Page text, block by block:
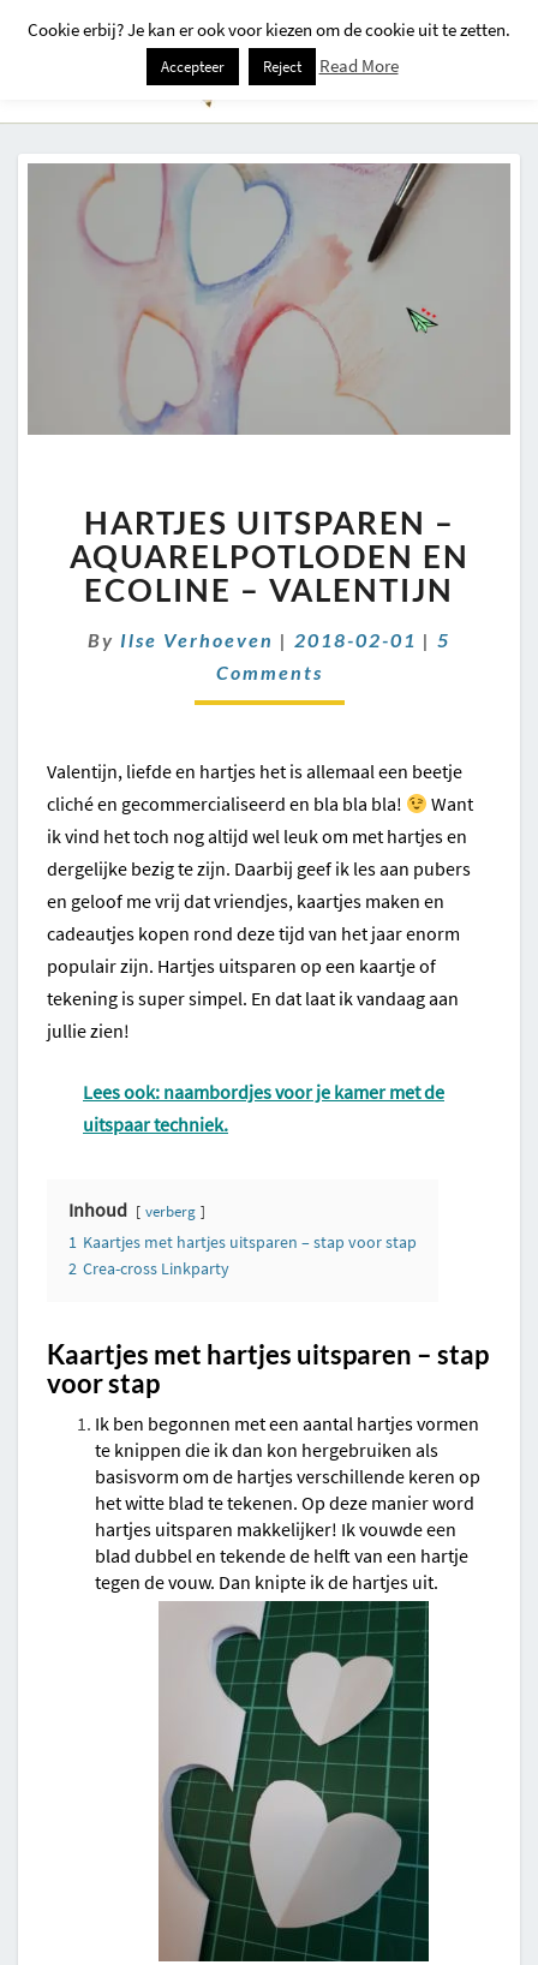
UITSPAREN
–
AQUARELPOTLODEN
EN
–
VALENTIJN
HARTJES UITSPAREN –
AQUARELPOTLODEN EN
ECOLINE – VALENTIJN
By Ilse Verhoeven | 2018-02-01 | 5
Comments
Valentijn, liefde en hartjes het is allemaal een beetje
cliché en gecommercialiseerd en bla bla bla!
Want
ik vind het toch nog altijd wel leuk om met hartjes en
dergelijke bezig te zijn. Daarbij geef ik les aan pubers
en geloof me vrij dat vriendjes, kaartjes maken en
cadeautjes kopen rond deze tijd van het jaar enorm
populair zijn. Hartjes uitsparen op een kaartje of
tekening is super simpel. En dat laat ik vandaag aan
jullie zien!
Lees ook: naambordjes voor je kamer met de
uitspaar techniek.
Inhoud verberg
1 Kaartjes met hartjes uitsparen – stap voor stap
2 Crea-cross Linkparty
Kaartjes met hartjes uitsparen – stap
voor stap
Ik ben begonnen met een aantal hartjes vormen
te knippen die ik dan kon hergebruiken als
basisvorm om de hartjes verschillende keren op
het witte blad te tekenen. Op deze manier word
hartjes uitsparen makkelijker! Ik vouwde een
blad dubbel en tekende de helft van een hartje
tegen de vouw. Dan knipte ik de hartjes uit.
Cookie erbij? Je kan er ook voor kiezen om de cookie uit te zetten.
Accepteer Reject Read More